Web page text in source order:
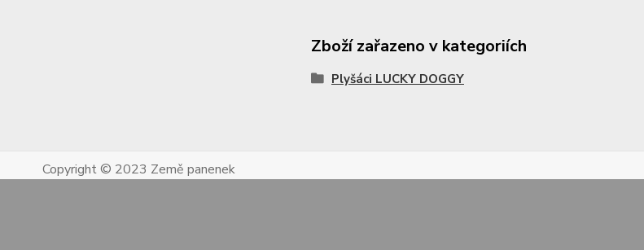
Zboží zařazeno v kategoriích
Plyšáci LUCKY DOGGY
Copyright © 2023 Země panenek